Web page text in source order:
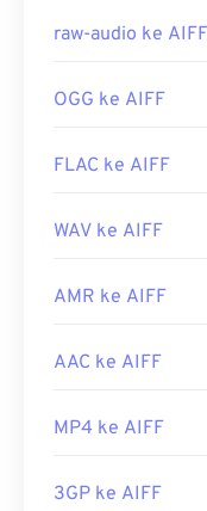
https://
raw-audio ke AIFF
OGG ke AIFF
FLAC ke AIFF
WAV ke AIFF
AMR ke AIFF
AAC ke AIFF
MP4 ke AIFF
3GP ke AIFF